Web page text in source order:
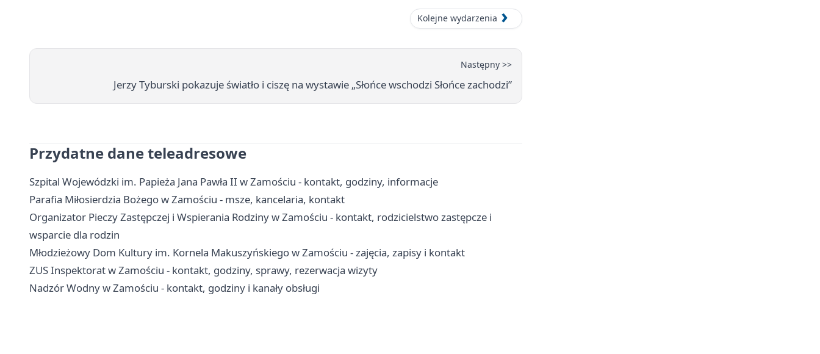
Kolejne wydarzenia
Następny >>
Jerzy Tyburski pokazuje światło i ciszę na wystawie „Słońce wschodzi Słońce zachodzi”
Przydatne dane teleadresowe
Szpital Wojewódzki im. Papieża Jana Pawła II w Zamościu - kontakt, godziny, informacje
Parafia Miłosierdzia Bożego w Zamościu - msze, kancelaria, kontakt
Organizator Pieczy Zastępczej i Wspierania Rodziny w Zamościu - kontakt, rodzicielstwo zastępcze i
wsparcie dla rodzin
Młodzieżowy Dom Kultury im. Kornela Makuszyńskiego w Zamościu - zajęcia, zapisy i kontakt
ZUS Inspektorat w Zamościu - kontakt, godziny, sprawy, rezerwacja wizyty
Nadzór Wodny w Zamościu - kontakt, godziny i kanały obsługi